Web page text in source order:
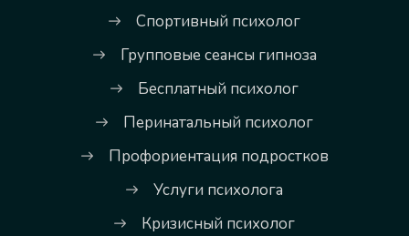
Спортивный психолог
Групповые сеансы гипноза
Бесплатный психолог
Перинатальный психолог
Профориентация подростков
Услуги психолога
Кризисный психолог